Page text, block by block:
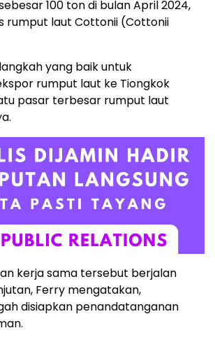
100 ton di bulan April 2024,
rumput laut Cottonii (Cottonii
yang baik untuk
rumput laut ke Tiongkok
pasar terbesar rumput laut
kerja sama tersebut berjalan
Ferry mengatakan,
disiapkan penandatanganan